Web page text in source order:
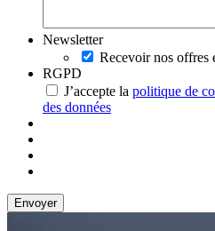
Newsletter
Recevoir nos offres
RGPD
J’accepte la politique de
des données